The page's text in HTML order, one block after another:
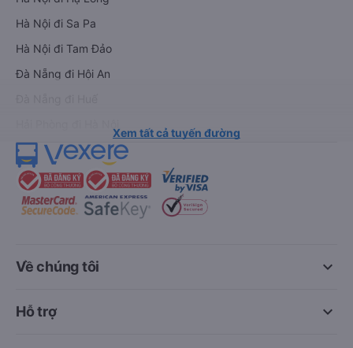
Hà Nội đi Sa Pa
Hà Nội đi Tam Đảo
Đà Nẵng đi Hội An
Xem tất cả tuyến đường
keyboard_arrow_down
Về chúng tôi
keyboard_arrow_down
Hỗ trợ